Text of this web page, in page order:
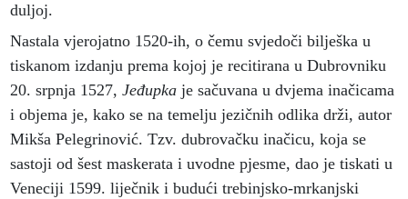
duljoj.
Nastala vjerojatno 1520-ih, o čemu svjedoči bilješka u
tiskanom izdanju prema kojoj je recitirana u Dubrovniku
20. srpnja 1527, Jeđupkaje sačuvana u dvjema inačicama
i objema je, kako se na temelju jezičnih odlika drži, autor
Mikša Pelegrinović. Tzv. dubrovačku inačicu, koja se
sastoji od šest maskerata i uvodne pjesme, dao je tiskati u
Veneciji 1599. liječnik i budući trebinjsko-mrkanjski